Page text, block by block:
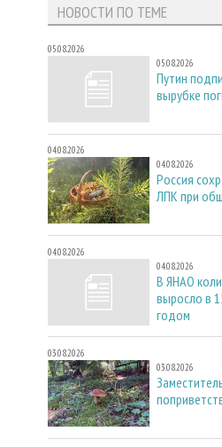
НОВОСТИ ПО ТЕМЕ
05.08.2026
05.08.2026
Путин
вырубке
04.08.2026
04.08.2026
Россия
ЛПК при
04.08.2026
04.08.2026
В ЯНАО
выросло в
годом
03.08.2026
03.08.2026